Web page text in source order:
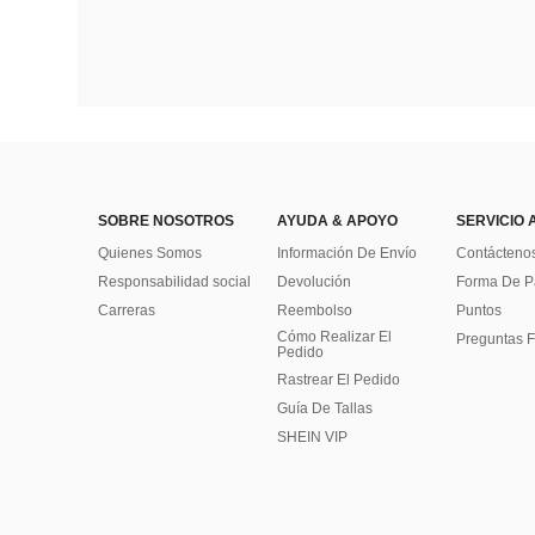
SOBRE NOSOTROS
Quienes Somos
Responsabilidad social
Carreras
AYUDA & APOYO
Información De Envío
Devolución
Reembolso
Cómo Realizar El
Pedido
Rastrear El Pedido
Guía De Tallas
SHEIN VIP
SERVICIO
Forma De
Puntos
Preguntas